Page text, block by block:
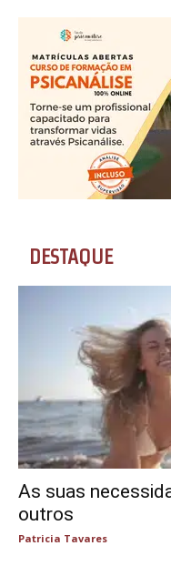
DESTAQUE
As suas
outros
Patricia Tavares